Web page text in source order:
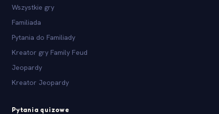
Wszystkie gry
Familiada
Pytania do Familiady
Kreator gry Family Feud
Jeopardy
Kreator Jeopardy
Pytania quizowe